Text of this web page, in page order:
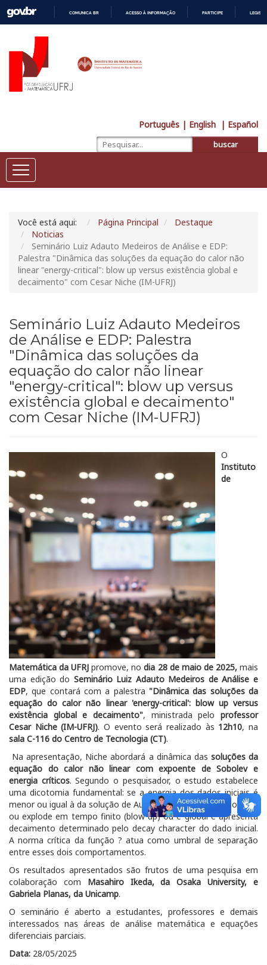
COMUNICA BR ACESSO À INFORMAÇÃO PARTICIPE
Português | English | Español
buscar
Você está aqui: Página Principal
Destaque
Noticias
Seminário Luiz Adauto Medeiros de Análise e EDP:
Palestra "Dinâmica das soluções da equação do calor não
linear "energy-critical": blow up versus existência global e
decaimento" com Cesar Niche (IM-UFRJ)
Seminário Luiz Adauto Medeiros
de Análise e EDP: Palestra
"Dinâmica das soluções da
equação do calor não linear
"energy-critical": blow up versus
existência global e decaimento"
com Cesar Niche (IM-UFRJ)
O
Instituto
de
Matemática da UFRJ promove, nodia 28 de maio de 2025, mais
uma edição do Seminário Luiz Adauto Medeiros de Análise e
EDP, que contará com a palestra "Dinâmica das soluções da
equação do calor não linear 'energy-critical': blow up versus
existência global e decaimento", ministrada pelo professor
Cesar Niche (IM-UFRJ). O evento será realizado às 12h10, na
sala C-116 do Centro de Tecnologia (CT).
Na apresentação, Niche abordará a dinâmica das soluções da
equação do calor não linear com expoente de Sobolev e
energia críticos. Segundo o pesquisador, o estudo estabelece
uma dicotomia fundamental: se a energia dos dados iniciais é
menor ou igual à da solução de Aubin-Talenti ?, então a solução
ou explode em tempo finito (blow up) ou é global e apresenta
decaimento determinado pelo decay character do dado inicial.
A norma crítica da função ? atua como umbral de separação
entre esses dois comportamentos.
Os resultados apresentados são frutos de uma pesquisa em
colaboração com Masahiro Ikeda, da Osaka University, e
Gabriela Planas, da Unicamp.
O seminário é aberto a estudantes, professores e demais
interessados nas áreas de análise matemática e equações
diferenciais parciais.
Data: 28/05/2025